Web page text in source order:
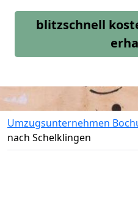
blitzschnell
Umzugsunternehmen
nach Schelklingen